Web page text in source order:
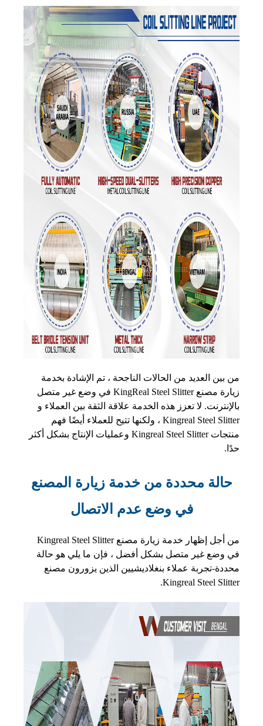
من بين العديد من الحالات الناجحة ، تم الإشادة بخدمة
زيارة مصنع KingReal Steel Slitter في وضع غير متصل
بالإنترنت. لا تعزز هذه الخدمة علاقة الثقة بين العملاء و
Kingreal Steel Slitter ، ولكنها تتيح للعملاء أيضًا فهم
منتجات Kingreal Steel Slitter وعمليات الإنتاج بشكل أكثر
حدًا.
حالة محددة من خدمة زيارة المصنع
في وضع عدم الاتصال
من أجل إظهار خدمة زيارة مصنع Kingreal Steel Slitter
في وضع غير متصل بشكل أفضل ، فإن ما يلي هو حالة
محددة-تجربة عملاء بنغلاديشيين الذين يزورون مصنع
Kingreal Steel Slitter.